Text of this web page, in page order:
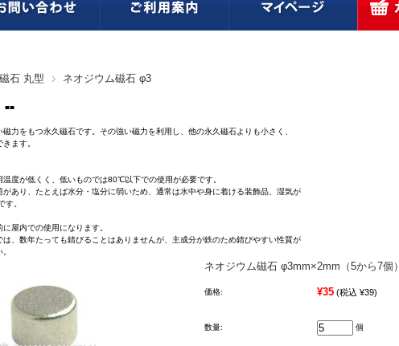
石 丸型 ネオジウム磁石 φ3
■■
力をもつ永久磁石です。その強い磁力を利用し、他の永久磁石よりも小さく、
ます。
温度が低くく、低いものでは80℃以下での使用が必要です。
があり、たとえば水分・塩分に弱いため、通常は水中や身に着ける装飾品、湿気が
。
屋内での使用になります。
は、数年たっても錆びることはありませんが、主成分が鉄のため錆びやすい性質が
ネオジウム磁石 φ3mm×2mm（5から7個）
価格: ¥35 (税込 ¥39)
数量: 個